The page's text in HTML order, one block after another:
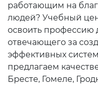
работающим на
людей? Учебный
освоить профессию
отвечающего за
эффективных
предлагаем
Бресте, Гомеле,